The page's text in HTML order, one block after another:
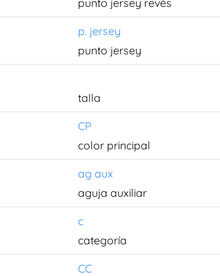
punto jersey revés
p. jersey
punto jersey
talla
CP
color principal
ag aux
aguja auxiliar
c
categoría
CC